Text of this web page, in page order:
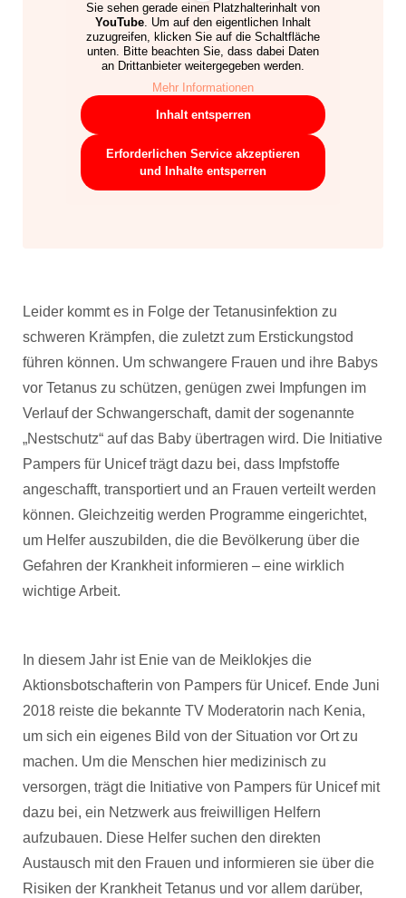
Sie sehen gerade einen Platzhalterinhalt von
YouTube. Um auf den eigentlichen Inhalt
zuzugreifen, klicken Sie auf die Schaltfläche
unten. Bitte beachten Sie, dass dabei Daten
an Drittanbieter weitergegeben werden.
Mehr Informationen
Inhalt entsperren
Erforderlichen Service akzeptieren
und Inhalte entsperren
Leider kommt es in Folge der Tetanusinfektion zu
schweren Krämpfen, die zuletzt zum Erstickungstod
führen können. Um schwangere Frauen und ihre Babys
vor Tetanus zu schützen, genügen zwei Impfungen im
Verlauf der Schwangerschaft, damit der sogenannte
„Nestschutz“ auf das Baby übertragen wird. Die Initiative
Pampers für Unicef trägt dazu bei, dass Impfstoffe
angeschafft, transportiert und an Frauen verteilt werden
können. Gleichzeitig werden Programme eingerichtet,
um Helfer auszubilden, die die Bevölkerung über die
Gefahren der Krankheit informieren – eine wirklich
wichtige Arbeit.
In diesem Jahr ist Enie van de Meiklokjes die
Aktionsbotschafterin von Pampers für Unicef. Ende Juni
2018 reiste die bekannte TV Moderatorin nach Kenia,
um sich ein eigenes Bild von der Situation vor Ort zu
machen. Um die Menschen hier medizinisch zu
versorgen, trägt die Initiative von Pampers für Unicef mit
dazu bei, ein Netzwerk aus freiwilligen Helfern
aufzubauen. Diese Helfer suchen den direkten
Austausch mit den Frauen und informieren sie über die
Risiken der Krankheit Tetanus und vor allem darüber,